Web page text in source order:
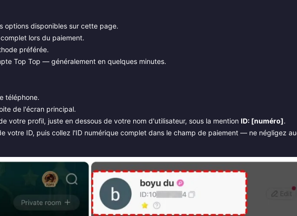
options disponibles sur cette page.
lors du paiement.
préférée.
Top Top — généralement en quelques minutes.
téléphone.
de l'écran principal.
votre profil, juste en dessous de votre nom d'utilisateur, sous la mention ID: [numéro].
votre ID, puis collez l'ID numérique complet dans le champ de paiement — ne négligez